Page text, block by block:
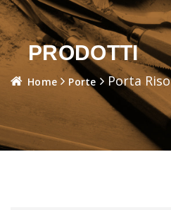
PRODOTTI
Home Porte Porta Riso